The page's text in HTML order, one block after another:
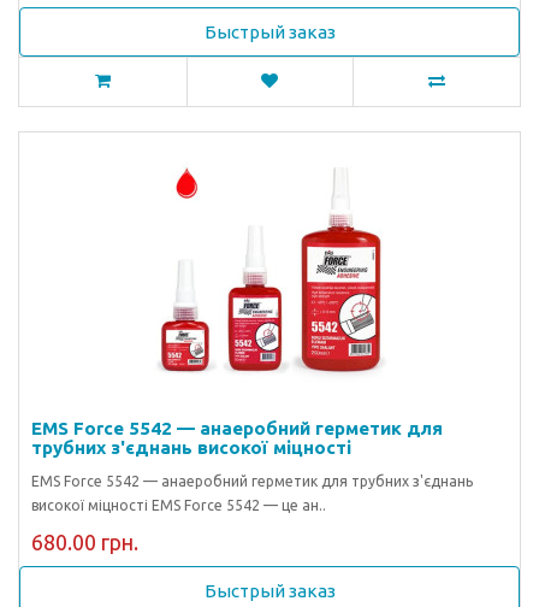
Быстрый заказ
EMS Force 5542 — анаеробний герметик для
трубних з'єднань високої міцності
EMS Force 5542 — анаеробний герметик для трубних з'єднань
високої міцності EMS Force 5542 — це ан..
680.00 грн.
Быстрый заказ